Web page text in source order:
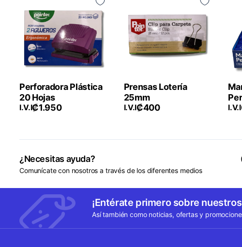
Perforadora Plástica
20 Hojas
₡1.950
I.V.I
Prensas Lotería
25mm
₡400
I.V.I I.V.I
¿Necesitas ayuda?
Comunícate con nosotros a través de los diferentes medios
¡Entérate primero sobre
Así también como noticias, ofertas y